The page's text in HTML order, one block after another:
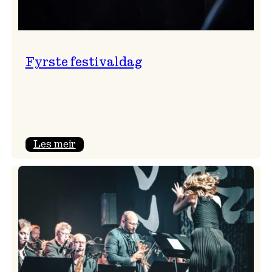
Fyrste festivaldag
Les meir: